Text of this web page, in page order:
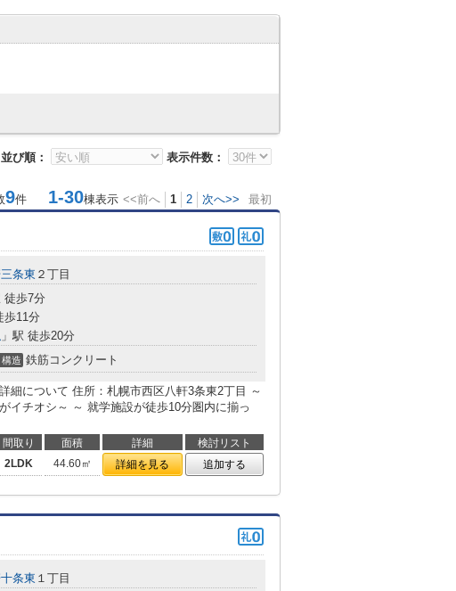
並び順： 表示件数：
9件 1-30棟表示 <<前へ 1 2 次へ>> 最初
条東 ２丁目
徒歩7分
歩11分
」駅 徒歩20分
構造 鉄筋コンクリート
細について 住所：札幌市西区八軒3条東2丁目 ～
イチオシ～ ～ 就学施設が徒歩10分圏内に揃っ
間取り 面積 詳細
検討リスト
2LDK 44.60㎡ 詳細を見る 追加する
条東 １丁目